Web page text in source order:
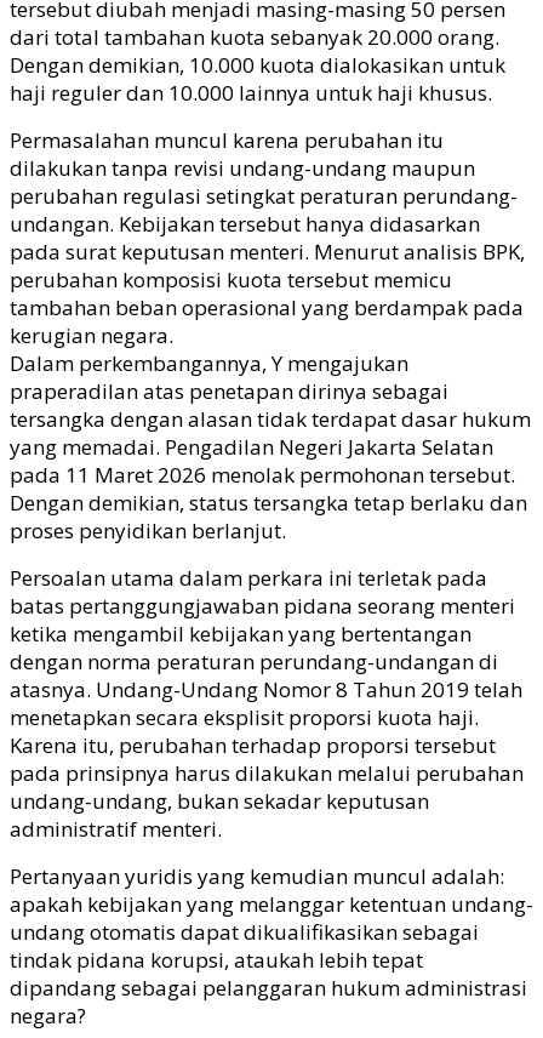
tersebut diubah menjadi masing-masing 50 persen
dari total tambahan kuota sebanyak 20.000 orang.
Dengan demikian, 10.000 kuota dialokasikan untuk
haji reguler dan 10.000 lainnya untuk haji khusus.
Permasalahan muncul karena perubahan itu
dilakukan tanpa revisi undang-undang maupun
perubahan regulasi setingkat peraturan perundang-
undangan. Kebijakan tersebut hanya didasarkan
pada surat keputusan menteri. Menurut analisis BPK,
perubahan komposisi kuota tersebut memicu
tambahan beban operasional yang berdampak pada
kerugian negara.
Dalam perkembangannya, Y mengajukan
praperadilan atas penetapan dirinya sebagai
tersangka dengan alasan tidak terdapat dasar hukum
yang memadai. Pengadilan Negeri Jakarta Selatan
pada 11 Maret 2026 menolak permohonan tersebut.
Dengan demikian, status tersangka tetap berlaku dan
proses penyidikan berlanjut.
Persoalan utama dalam perkara ini terletak pada
batas pertanggungjawaban pidana seorang menteri
ketika mengambil kebijakan yang bertentangan
dengan norma peraturan perundang-undangan di
atasnya. Undang-Undang Nomor 8 Tahun 2019 telah
menetapkan secara eksplisit proporsi kuota haji.
Karena itu, perubahan terhadap proporsi tersebut
pada prinsipnya harus dilakukan melalui perubahan
undang-undang, bukan sekadar keputusan
administratif menteri.
Pertanyaan yuridis yang kemudian muncul adalah:
apakah kebijakan yang melanggar ketentuan undang-
undang otomatis dapat dikualifikasikan sebagai
tindak pidana korupsi, ataukah lebih tepat
dipandang sebagai pelanggaran hukum administrasi
negara?